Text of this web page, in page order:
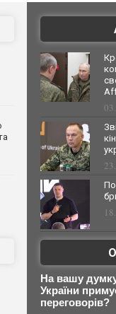
На вашу
України
переговорів?